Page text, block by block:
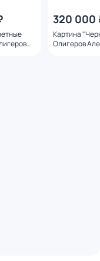
320 000
Картина
Олигеров